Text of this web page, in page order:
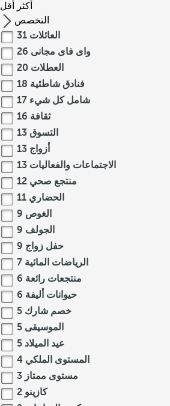
أكثر
أقل
التخصص
العائلات 31
واى فاى مجانى 26
العطلات 20
فنادق شاطئية 18
شامل كل شيء 17
ثقافة 16
التسوق 13
أزواج 13
الاجتماعات والفعاليات 13
منتجع صحي 12
الحضاري 11
الغوص 9
الجولف 9
حفل زواج 9
الرياضات المائية 7
منتجعات رائعة 6
حيوانات أليفة 6
خصم شارك 5
الموسيقى 5
عيد الميلاد 5
المستوى الملكي 4
مستوى ممتاز 3
كازينو 2